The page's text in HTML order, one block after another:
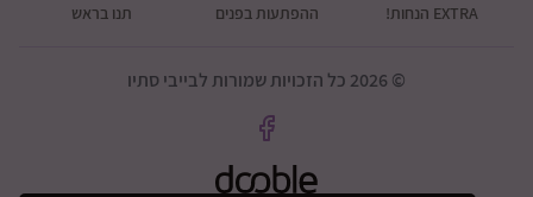
נקי לפי הוראות הניקוי.
מעודד זרימה טובה יותר.
אין להשתמש במשאבה בזמן היריון—עלול לגרום לזירוז
EXTRA הנחות! ההפתעות בפנים תנו בראש
© 2026 כל הזכויות שמורות לבייבי סתיו